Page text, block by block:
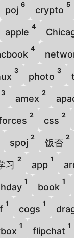
poj
6
crypto
5
apple
4
4
3
photo
3
3
amex
2
2
css
2
spoj
2
饭否
2
习
2
app
1
1
book
1
1
cogs
1
1
flipchat
1